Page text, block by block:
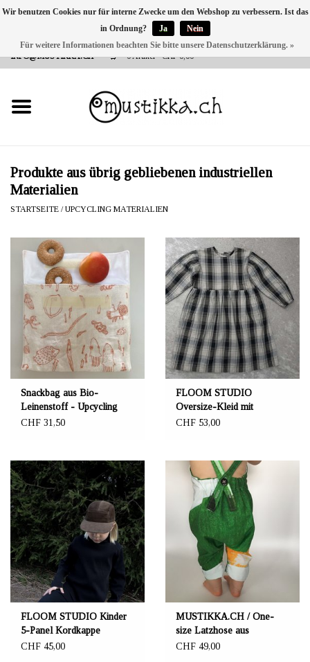
VERSANDKOSTEN 0 CHF INNERHALB CH | INT. VERSAND ÜBER
INFO@MUSTIKKA.CH
0 Artikel - CHF 0,00
NEU BEI UNS
SHOP - A PIECE OF
FINLAND FOR YOU
Produkte aus übrig gebliebenen industriellen
Materialien
STARTSEITE /UPCYCLING MATERIALIEN
Snackbag aus Bio-
Leinenstoff - Upcycling
Material!
CHF 31,50
FLOOM STUDIO
Oversize-Kleid mit
Karomuster beige-
CHF 53,00
FLOOM STUDIO Kinder
5-Panel Kordkappe
braunfarben - upcycled
CHF 45,00
MUSTIKKA.CH / One-
size Latzhose aus
Biobaumwolle weiss/bunt
CHF 49,00
Wir benutzen Cookies nur für interne Zwecke um den Webshop zu verbessern. Ist das
in Ordnung?
Ja
Nein
Für weitere Informationen beachten Sie bitte unsere Datenschutzerklärung. »